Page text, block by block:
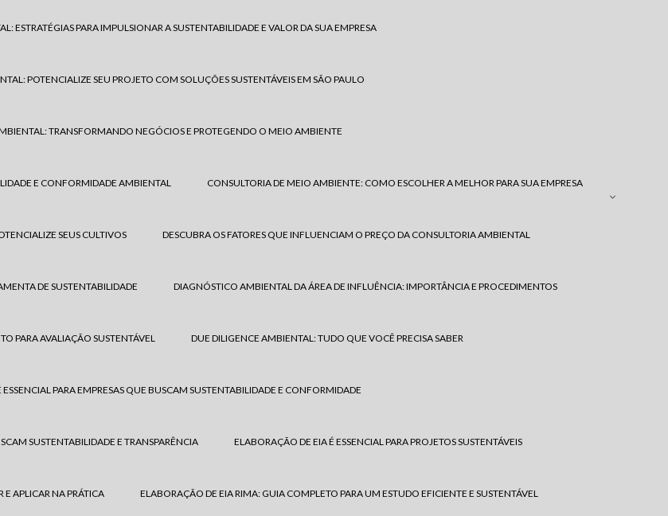
ESTRATÉGIAS PARA IMPULSIONAR A SUSTENTABILIDADE E VALOR DA SUA EMPRESA
POTENCIALIZE SEU PROJETO COM SOLUÇÕES SUSTENTÁVEIS EM SÃO PAULO
TRANSFORMANDO NEGÓCIOS E PROTEGENDO O MEIO AMBIENTE
E CONFORMIDADE AMBIENTAL CONSULTORIA DE MEIO AMBIENTE: COMO ESCOLHER A MELHOR PARA SUA EMPRESA
SEUS CULTIVOS DESCUBRA OS FATORES QUE INFLUENCIAM O PREÇO DA CONSULTORIA AMBIENTAL
DE SUSTENTABILIDADE DIAGNÓSTICO AMBIENTAL DA ÁREA DE INFLUÊNCIA: IMPORTÂNCIA E PROCEDIMENTOS
PARA AVALIAÇÃO SUSTENTÁVEL DUE DILIGENCE AMBIENTAL: TUDO QUE VOCÊ PRECISA SABER
ESSENCIAL PARA EMPRESAS QUE BUSCAM SUSTENTABILIDADE E CONFORMIDADE
SUSTENTABILIDADE E TRANSPARÊNCIA ELABORAÇÃO DE EIA É ESSENCIAL PARA PROJETOS SUSTENTÁVEIS
APLICAR NA PRÁTICA ELABORAÇÃO DE EIA RIMA: GUIA COMPLETO PARA UM ESTUDO EFICIENTE E SUSTENTÁVEL